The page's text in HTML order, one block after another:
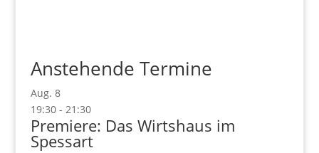
Anstehende Termine
Aug. 8
19:30- 21:30
Premiere: Das Wirtshaus im
Spessart